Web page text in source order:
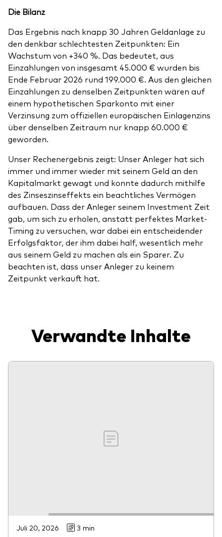
Die Bilanz
Das Ergebnis nach knapp 30 Jahren Geldanlage zu
den denkbar schlechtesten Zeitpunkten: Ein
Wachstum von +340 %. Das bedeutet, aus
Einzahlungen von insgesamt 45.000 € wurden bis
Ende Februar 2026 rund 199.000 €. Aus den gleichen
Einzahlungen zu denselben Zeitpunkten wären auf
einem hypothetischen Sparkonto mit einer
Verzinsung zum offiziellen europäischen Einlagenzins
über denselben Zeitraum nur knapp 60.000 €
geworden.
Unser Rechenergebnis zeigt: Unser Anleger hat sich
immer und immer wieder mit seinem Geld an den
Kapitalmarkt gewagt und konnte dadurch mithilfe
des Zinseszinseffekts ein beachtliches Vermögen
aufbauen. Dass der Anleger seinem Investment Zeit
gab, um sich zu erholen, anstatt perfektes Market-
Timing zu versuchen, war dabei ein entscheidender
Erfolgsfaktor, der ihm dabei half, wesentlich mehr
aus seinem Geld zu machen als ein Sparer. Zu
beachten ist, dass unser Anleger zu keinem
Zeitpunkt verkauft hat.
Verwandte Inhalte
Juli 20, 2026 3 min